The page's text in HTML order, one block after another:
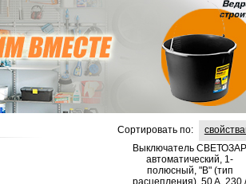
Сортировать по:
Выключатель СВЕТОЗАР
автоматический, 1-
полюсный, "B" (тип
расцепления), 50 A, 230 /